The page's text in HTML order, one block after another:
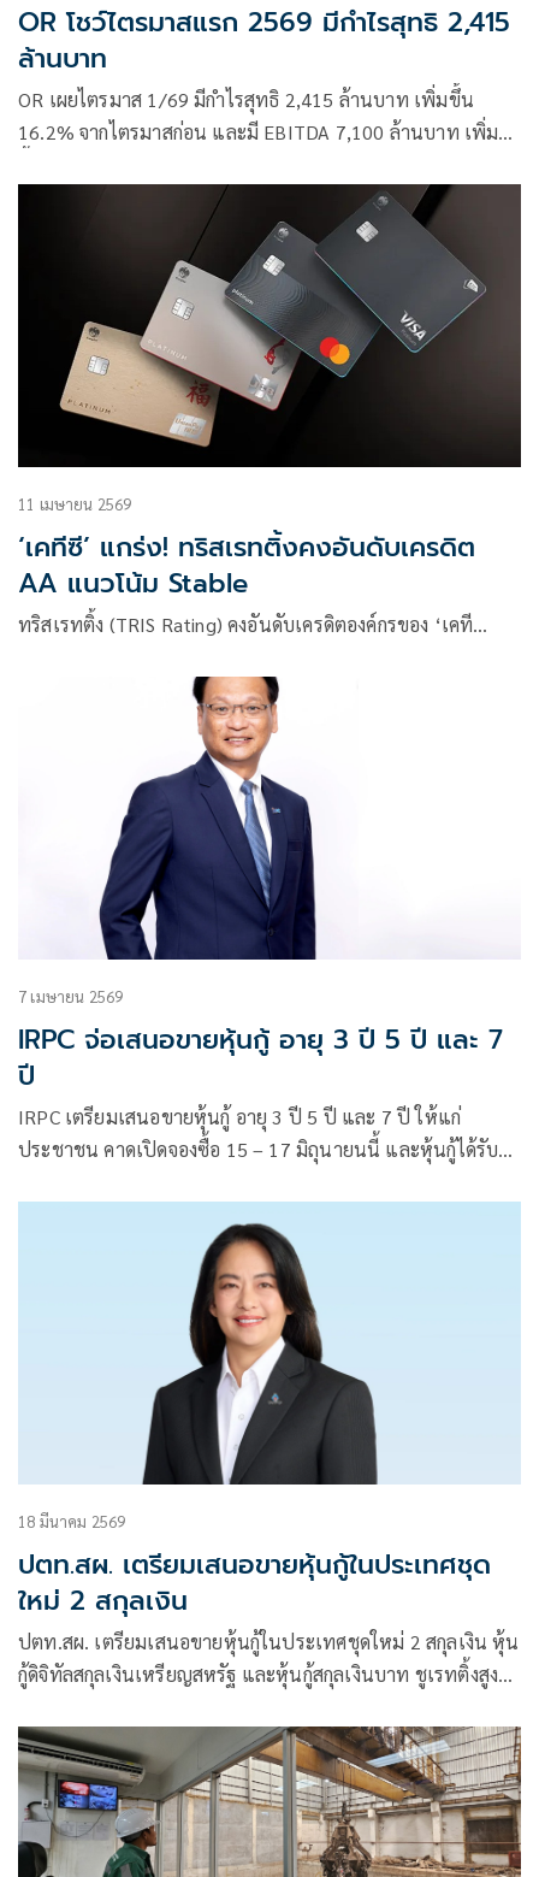
OR โชว์ไตรมาสแรก 2569 มีกำไรสุทธิ 2,415
ล้านบาท
OR เผยไตรมาส 1/69 มีกำไรสุทธิ 2,415 ล้านบาท เพิ่มขึ้น
16.2% จากไตรมาสก่อน และมี EBITDA 7,100 ล้านบาท เพิ่ม
Ecosystem และลงทุนโครงสร้างพื้นฐานเพื่อรองรับการเติบโต
11 เมษายน 2569
‘เคทีซี’ แกร่ง! ทริสเรทติ้งคงอันดับเครดิต
AA แนวโน้ม Stable
ทริสเรทติ้ง (TRIS Rating) คงอันดับเครดิตองค์กรของ ‘เคที…
7 เมษายน 2569
IRPC จ่อเสนอขายหุ้นกู้ อายุ 3 ปี 5 ปี และ 7
ปี
IRPC เตรียมเสนอขายหุ้นกู้ อายุ 3 ปี 5 ปี และ 7 ปี ให้แก่
ประชาชน คาดเปิดจองซื้อ 15 – 17 มิถุนายนนี้ และหุ้นกู้ได้รับ
18 มีนาคม 2569
ปตท.สผ. เตรียมเสนอขายหุ้นกู้ในประเทศชุด
ใหม่ 2 สกุลเงิน
ปตท.สผ. เตรียมเสนอขายหุ้นกู้ในประเทศชุดใหม่ 2 สกุลเงิน หุ้น
กู้ดิจิทัลสกุลเงินเหรียญสหรัฐ และหุ้นกู้สกุลเงินบาท ชูเรทติ้งสูงสุด